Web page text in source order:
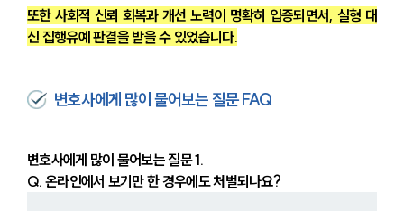
또한 사회적 신뢰 회복과 개선 노력이 명확히 입증되면서, 실형 대
신 집행유예 판결을 받을 수 있었습니다.
변호사에게 많이 물어보는 질문 FAQ
변호사에게 많이 물어보는 질문 1.
Q. 온라인에서 보기만 한 경우에도 처벌되나요?